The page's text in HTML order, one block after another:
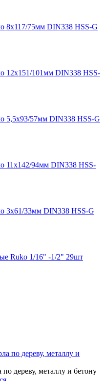
8x117/75мм DIN338 HSS-G
12x151/101мм DIN338 HSS-
5,5x93/57мм DIN338 HSS-G
11x142/94мм DIN338 HSS-
3x61/33мм DIN338 HSS-G
Ruko 1/16" -1/2" 29шт
дереву, металлу и бетону